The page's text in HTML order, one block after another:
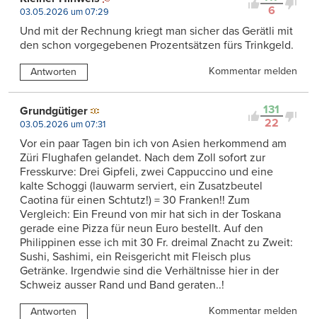
6
03.05.2026 um 07:29
Und mit der Rechnung kriegt man sicher das Gerätli mit
den schon vorgegebenen Prozentsätzen fürs Trinkgeld.
Antworten Kommentar melden
131
22
Grundgütiger
03.05.2026 um 07:31
Vor ein paar Tagen bin ich von Asien herkommend am
Züri Flughafen gelandet. Nach dem Zoll sofort zur
Fresskurve: Drei Gipfeli, zwei Cappuccino und eine
kalte Schoggi (lauwarm serviert, ein Zusatzbeutel
Caotina für einen Schtutz!) = 30 Franken!! Zum
Vergleich: Ein Freund von mir hat sich in der Toskana
gerade eine Pizza für neun Euro bestellt. Auf den
Philippinen esse ich mit 30 Fr. dreimal Znacht zu Zweit:
Sushi, Sashimi, ein Reisgericht mit Fleisch plus
Getränke. Irgendwie sind die Verhältnisse hier in der
Schweiz ausser Rand und Band geraten..!
Antworten
Kommentar melden